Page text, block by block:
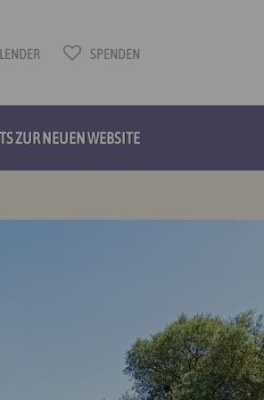
SPENDEN
ZUR NEUEN WEBSITE